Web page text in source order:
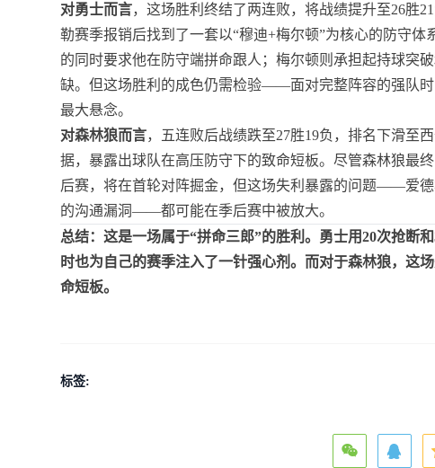
对勇士而言，这场胜利终结了两连败，将战绩提升至26胜
勒赛季报销后找到了一套以“穆迪+梅尔顿”为核心的防守
的同时要求他在防守端拼命跟人；梅尔顿则承担起持球突
缺。但这场胜利的成色仍需检验——面对完整阵容的强队
最大悬念。
对森林狼而言，五连败后战绩跌至27胜19负，排名下滑至
据，暴露出球队在高压防守下的致命短板。尽管森林狼最
后赛，将在首轮对阵掘金，但这场失利暴露的问题——爱
的沟通漏洞——都可能在季后赛中被放大。
总结：这是一场属于“拼命三郎”的胜利。勇士用20次抢断
时也为自己的赛季注入了一针强心剂。而对于森林狼，
命短板。
标签: